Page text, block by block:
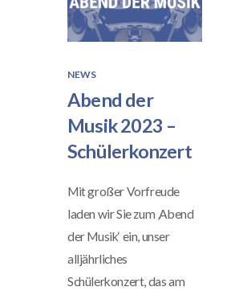
NEWS
Abend der
Musik 2023 –
Schülerkonzert
Mit großer Vorfreude
laden wir Sie zum ‚Abend
der Musik‘ ein, unser
alljährliches
Schülerkonzert, das am